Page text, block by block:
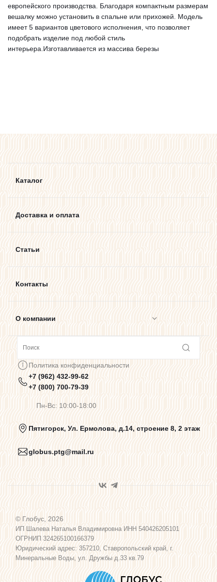
европейского производства. Благодаря компактным размерам
вешалку можно установить в спальне или прихожей. Модель
имеет 5 вариантов цветового исполнения, что позволяет
подобрать изделие под любой стиль
интерьера.Изготавливается из массива березы
Каталог
Доставка и оплата
Статьи
Контакты
О компании
Предупреждения о цветопередаче
Политика конфиденциальности
Пользовательское соглашение
Программа лояльности
Карта сайта
Политика конфиденциальности
+7 (962) 432-99-62
+7 (800) 700-79-39
Пн-Вс: 10:00-18:00
Пятигорск, Ул. Ермолова, д.14, строение 8, 2 этаж
globus.ptg@mail.ru
© Глобус, 2026
ИП Шалева Наталья Владимировна ИНН 540426205101
ОГРНИП 324265100166379
Юридический адрес: 357210, Ставропольский край, г.
Минеральные Воды, ул. Дружбы д.33 кв.79